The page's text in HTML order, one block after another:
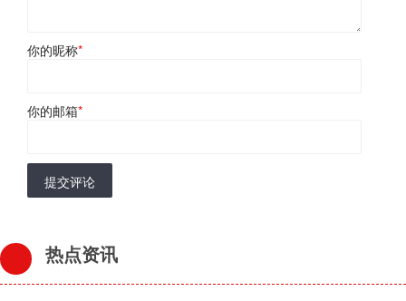
你的昵称*
你的邮箱*
提交评论
热点资讯